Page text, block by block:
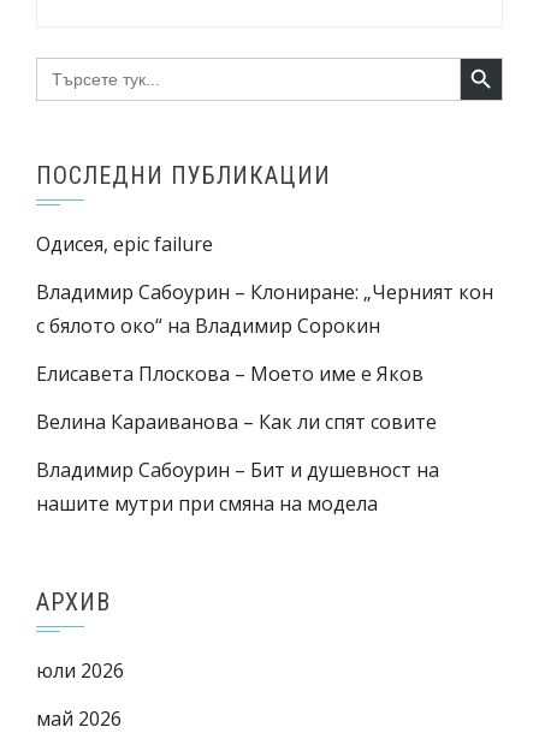
Search
for:
Search Button
ПОСЛЕДНИ ПУБЛИКАЦИИ
Одисея, epic failure
Владимир Сабоурин – Клониране: „Черният кон
с бялото око“ на Владимир Сорокин
Елисавета Плоскова – Моето име е Яков
Велина Караиванова – Как ли спят совите
Владимир Сабоурин – Бит и душевност на
нашите мутри при смяна на модела
АРХИВ
юли 2026
май 2026